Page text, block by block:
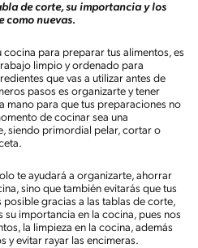
de corte, su importancia y los
como nuevas.
para preparar tus alimentos, es
limpio y ordenado para
que vas a utilizar antes de
pasos es organizarte y tener
mano para que tus preparaciones no
de cocinar sea una
siendo primordial pelar, cortar o
te ayudará a organizarte, ahorrar
sino que también evitarás que tus
posible gracias a las tablas de corte,
su importancia en la cocina, pues nos
la limpieza en la cocina, además
y evitar rayar las encimeras.